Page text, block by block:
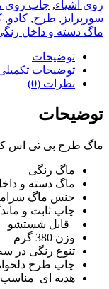
روی اشیاء, چاپ روی
سورپرایز , طرح, کادو,
ماگ دسته و داخل
توضیحات
توضیحات
نظرات (0)
توضیحات
ماگ طرح بی تی اس کد
ماگ رنگی
ماگ دسته و
جنس ماگ
چاپ ثابت و
قابل شستشو
وزن 380 گرم
تنوع رنگی در
چاپ طرح
هدیه ای مناسب